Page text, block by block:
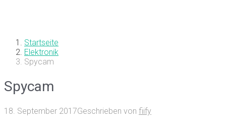
Startseite
Elektronik
Spycam
Spycam
18. September 2017Geschrieben von fiify